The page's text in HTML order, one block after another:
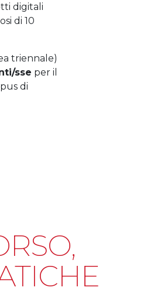
digitali
di 10
triennale)
sse per il
di